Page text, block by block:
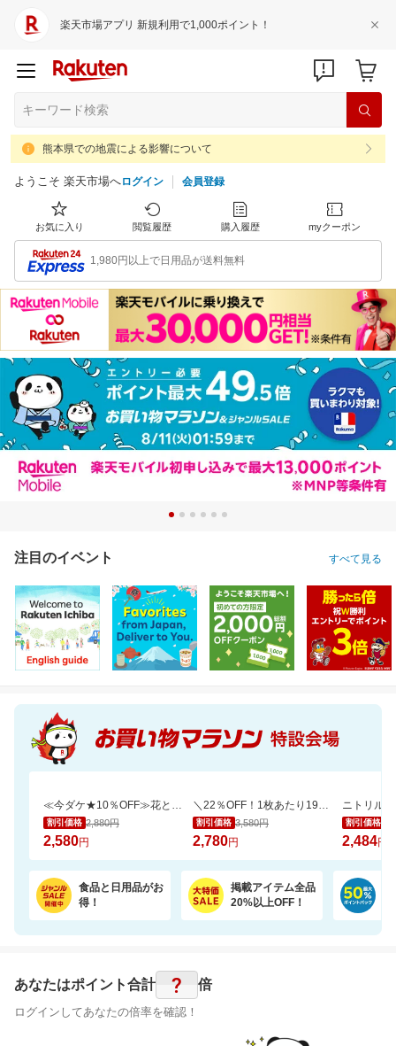
楽天市場アプリ 新規利用で1,000ポイント！
熊本県での地震による影響について
ようこそ 楽天市場へログイン 会員登録
お気に入り 閲覧履歴 購入履歴 myクーポン
1,980円以上で日用品が送料無料
注目のイベント すべて見る
≪今ダケ★10％OFF≫花とスイーツで二度嬉しい♪可愛いシャボンブーケ＆どら焼きset
割引価格 2,880円
2,580円
＼22％OFF！1枚あたり19円～／ふわもちタッチ！Genki！パンツ 3個セット
割引価格 3,580円
2,780円
割引価格
2,484円
食品と日用品がお
得！
掲載アイテム全品
20%以上OFF！
あなたはポイント合計 ? 倍
ログインしてあなたの倍率を確認！